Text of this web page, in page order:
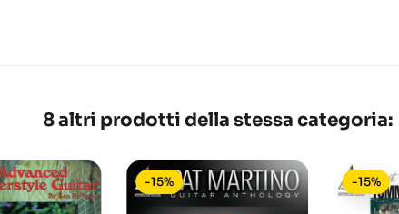
8 altri prodotti della stessa categoria:
-15% -15%